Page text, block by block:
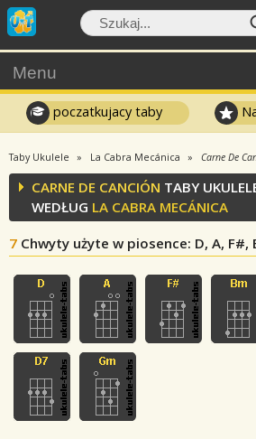
Menu
poczatkujacy taby
Taby Ukulele La Cabra Mecánica Carne De
CARNE DE CANCIÓN TABY
WEDŁUG LA CABRA MECÁNICA
7 Chwyty użyte w piosence: D, A, F#,